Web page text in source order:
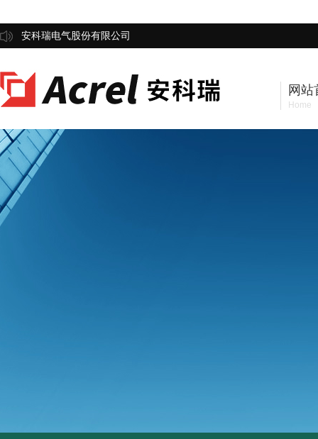
安科瑞电气股份有限公司
网站
Home